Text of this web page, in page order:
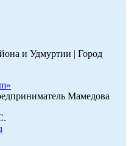
и Удмуртии | Город
»
Мамедова